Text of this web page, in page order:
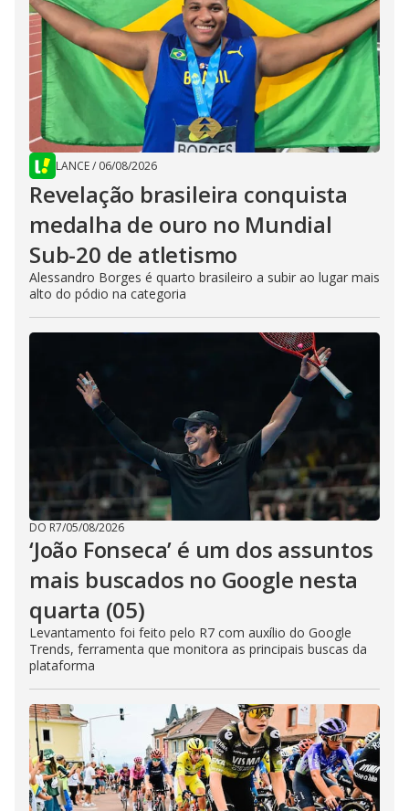
LANCE/ 06/08/2026
Revelação brasileira conquista
medalha de ouro no Mundial
Sub-20 de atletismo
Alessandro Borges é quarto brasileiro a subir ao lugar mais
alto do pódio na categoria
DO R7/05/08/2026
‘João Fonseca’ é um dos assuntos
mais buscados no Google nesta
quarta (05)
Levantamento foi feito pelo R7 com auxílio do Google
Trends, ferramenta que monitora as principais buscas da
plataforma